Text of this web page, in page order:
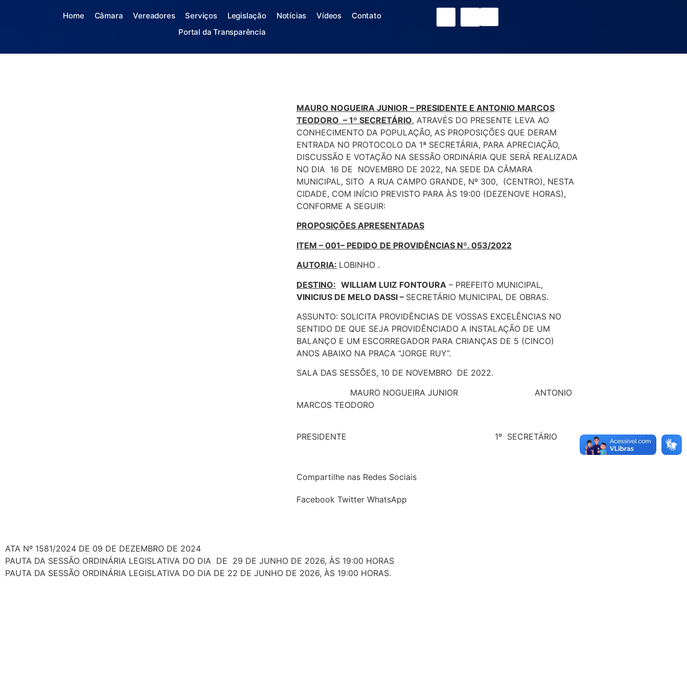
Home Câmara Vereadores Serviços Legislação Notícias Vídeos
Contato
Portal da Transparência
MAURO NOGUEIRA JUNIOR – PRESIDENTE E ANTONIO MARCOS
TEODORO – 1º SECRETÁRIO, ATRAVÉS DO PRESENTE LEVA AO
CONHECIMENTO DA POPULAÇÃO, AS PROPOSIÇÕES QUE DERAM
ENTRADA NO PROTOCOLO DA 1ª SECRETÁRIA, PARA APRECIAÇÃO,
DISCUSSÃO E VOTAÇÃO NA SESSÃO ORDINÁRIA QUE SERÁ REALIZADA
NO DIA 16 DE NOVEMBRO DE 2022, NA SEDE DA CÂMARA
MUNICIPAL, SITO A RUA CAMPO GRANDE, Nº 300, (CENTRO), NESTA
CIDADE, COM INÍCIO PREVISTO PARA ÀS 19:00 (DEZENOVE HORAS),
CONFORME A SEGUIR:
PROPOSIÇÕES APRESENTADAS
ITEM – 001– PEDIDO DE PROVIDÊNCIAS Nº. 053/2022
AUTORIA: LOBINHO .
DESTINO: WILLIAM LUIZ FONTOURA – PREFEITO MUNICIPAL,
VINICIUS DE MELO DASSI – SECRETÁRIO MUNICIPAL DE OBRAS.
ASSUNTO: SOLICITA PROVIDÊNCIAS DE VOSSAS EXCELÊNCIAS NO
SENTIDO DE QUE SEJA PROVIDÊNCIADO A INSTALAÇÃO DE UM
BALANÇO E UM ESCORREGADOR PARA CRIANÇAS DE 5 (CINCO)
ANOS ABAIXO NA PRACA “JORGE RUY”.
SALA DAS SESSÕES, 10 DE NOVEMBRO DE 2022.
MAURO NOGUEIRA JUNIOR ANTONIO
MARCOS TEODORO
PRESIDENTE 1º SECRETÁRIO
Compartilhe nas Redes Sociais
Facebook Twitter WhatsApp
ATA Nº 1581/2024 DE 09 DE DEZEMBRO DE 2024
PAUTA DA SESSÃO ORDINÁRIA LEGISLATIVA DO DIA DE 29 DE JUNHO DE 2026, ÀS 19:00 HORAS
PAUTA DA SESSÃO ORDINÁRIA LEGISLATIVA DO DIA DE 22 DE JUNHO DE 2026, ÀS 19:00 HORAS.